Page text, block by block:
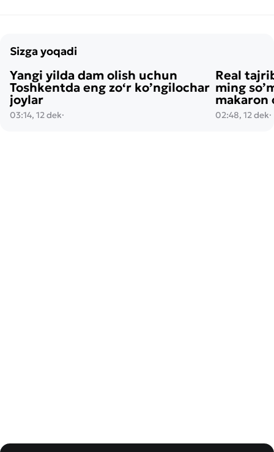
Sizga yoqadi
Yangi yilda dam olish uchun
Toshkentda eng zo‘r ko’ngilochar
joylar
03:14, 12 dek·
Real
ming
makaron
02:48, 12 dek·